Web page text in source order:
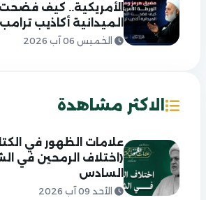
الأمريكية.. كيف فضحت
الميدانية أكاذيب
الخميس 06 آب 2026
الاكثر مشاهدة
علامات الظهور في
(اختلاف الرمحين في
السادس
الأحد 09 آب 2026